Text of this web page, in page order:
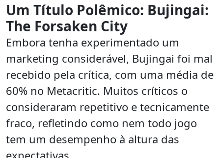
Um Título Polêmico: Bujingai:
The Forsaken City
Embora tenha experimentado um
marketing considerável, Bujingai foi mal
recebido pela crítica, com uma média de
60% no Metacritic. Muitos críticos o
consideraram repetitivo e tecnicamente
fraco, refletindo como nem todo jogo
tem um desempenho à altura das
expectativas.